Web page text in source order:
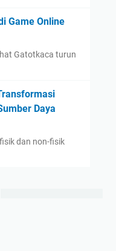
Game Online
Gatotkaca turun
Daya
dan non-fisik